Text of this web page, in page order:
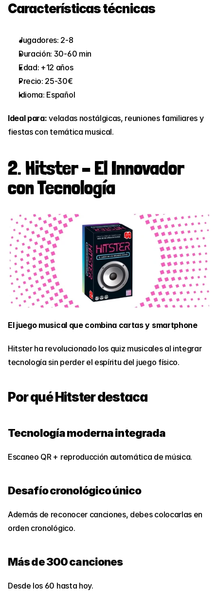
Características técnicas
Jugadores: 2-8
Duración: 30-60 min
Edad: +12 años
Precio: 25-30€
Idioma: Español
Ideal para: veladas nostálgicas, reuniones familiares y
fiestas con temática musical.
2. Hitster – El Innovador
con Tecnología
El juego musical que combina cartas y smartphone
Hitster ha revolucionado los quiz musicales al integrar
tecnología sin perder el espíritu del juego físico.
Por qué Hitster destaca
Tecnología moderna integrada
Escaneo QR + reproducción automática de música.
Desafío cronológico único
Además de reconocer canciones, debes colocarlas en
orden cronológico.
Más de 300 canciones
Desde los 60 hasta hoy.